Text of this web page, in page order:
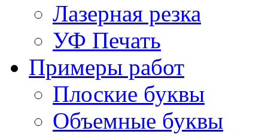
Лазерная резка
УФ Печать
Примеры работ
Плоские буквы
Объемные буквы